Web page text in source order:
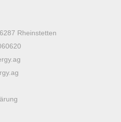
Rheinstetten